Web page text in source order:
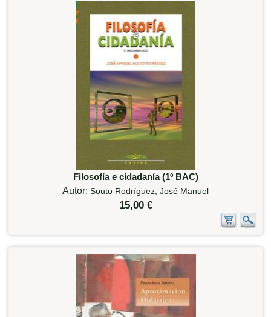
Filosofía e cidadanía (1º BAC)
Autor: Souto Rodríguez, José Manuel
15,00 €